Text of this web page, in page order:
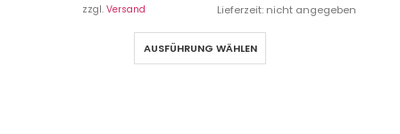
zzgl. Versand Lieferzeit: nicht angegeben
AUSFÜHRUNG WÄHLEN